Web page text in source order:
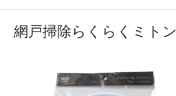
網戸掃除らくらくミトン